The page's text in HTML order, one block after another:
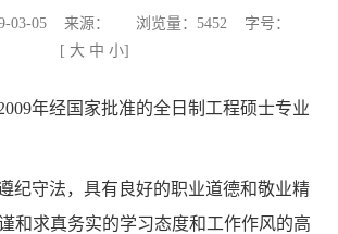
03-05 来源： 浏览量： 5452字号：
[ 大 中 小]
年经国家批准的全日制工程硕士专业
纪守法，具有良好的职业道德和敬业精
和求真务实的学习态度和工作作风的高